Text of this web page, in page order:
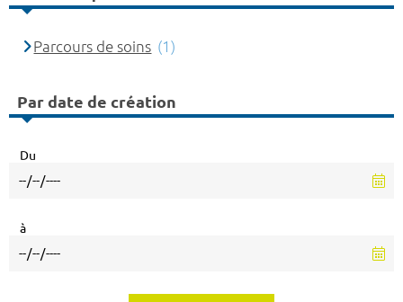
Parcours de soins (1)
Par date de création
Du
à